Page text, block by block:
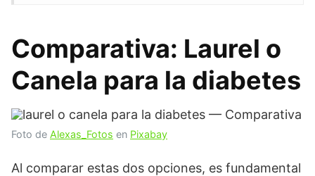
Comparativa: Laurel o
Canela para la diabetes
Foto de Alexas_Fotos en Pixabay
Al comparar estas dos opciones, es fundamental